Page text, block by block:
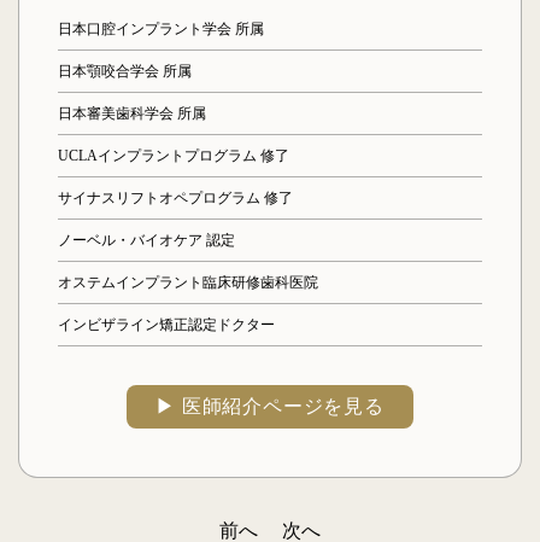
日本口腔インプラント学会 所属
日本顎咬合学会 所属
日本審美歯科学会 所属
UCLAインプラントプログラム 修了
サイナスリフトオペプログラム 修了
ノーベル・バイオケア 認定
オステムインプラント臨床研修歯科医院
インビザライン矯正認定ドクター
▶︎ 医師紹介ページを見る
前へ 次へ